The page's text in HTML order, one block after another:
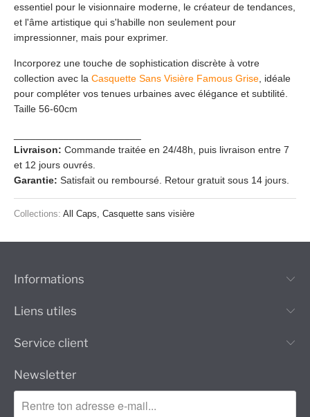
essentiel pour le visionnaire moderne, le créateur de tendances,
et l'âme artistique qui s'habille non seulement pour
impressionner, mais pour exprimer.
Incorporez une touche de sophistication discrète à votre
collection avec la Casquette Sans Visière Famous Grise , idéale
pour compléter vos tenues urbaines avec élégance et subtilité.
Taille 56-60cm
Livraison: Commande traitée en 24/48h, puis livraison entre 7
et 12 jours ouvrés.
Garantie: Satisfait ou remboursé. Retour gratuit sous 14 jours.
Collections: All Caps Casquette sans visière
Informations
Liens utiles
Service client
Newsletter